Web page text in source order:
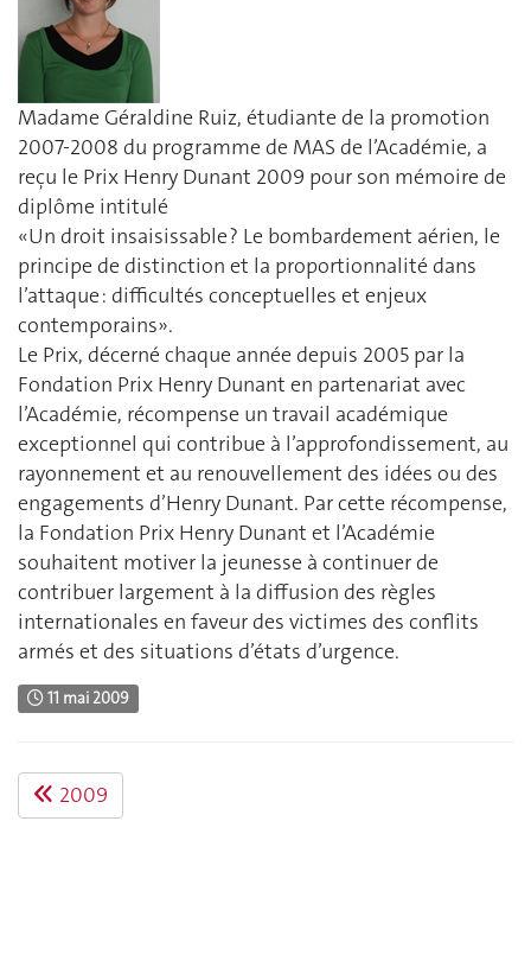
Madame Géraldine Ruiz, étudiante de la promotion
2007-2008 du programme de MAS de l’Académie, a
reçu le Prix Henry Dunant 2009 pour son mémoire de
diplôme intitulé
«Un droit insaisissable ? Le bombardement aérien, le
principe de distinction et la proportionnalité dans
l’attaque : difficultés conceptuelles et enjeux
contemporains».
Le Prix, décerné chaque année depuis 2005 par la
Fondation Prix Henry Dunant en partenariat avec
l’Académie, récompense un travail académique
exceptionnel qui contribue à l’approfondissement, au
rayonnement et au renouvellement des idées ou des
engagements d’Henry Dunant. Par cette récompense,
la Fondation Prix Henry Dunant et l’Académie
souhaitent motiver la jeunesse à continuer de
contribuer largement à la diffusion des règles
internationales en faveur des victimes des conflits
armés et des situations d’états d’urgence.
11 mai 2009
2009